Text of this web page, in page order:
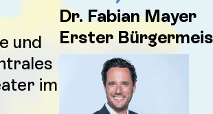
und
im
Dr. Fabian Mayer
Erster